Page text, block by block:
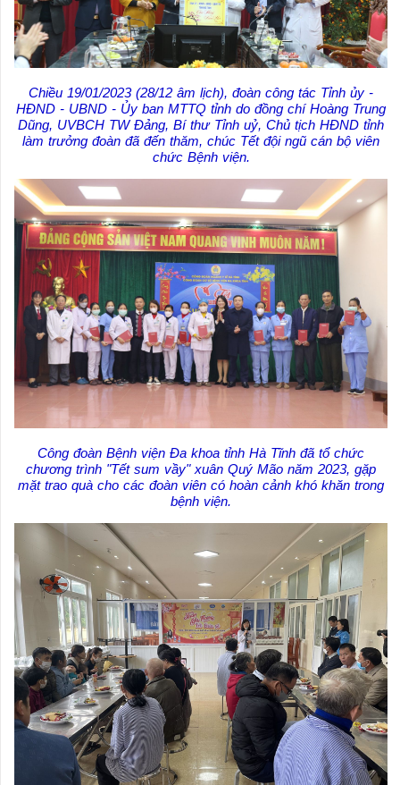
Chiều 19/01/2023 (28/12 âm lịch), đoàn công tác Tỉnh ủy -
HĐND - UBND - Ủy ban MTTQ tỉnh do đồng chí Hoàng Trung
Dũng, UVBCH TW Đảng, Bí thư Tỉnh uỷ, Chủ tịch HĐND tỉnh
làm trưởng đoàn đã đến thăm, chúc Tết đội ngũ cán bộ viên
chức Bệnh viện.
Công đoàn Bệnh viện Đa khoa tỉnh Hà Tĩnh đã tổ chức
chương trình "Tết sum vầy" xuân Quý Mão năm 2023, gặp
mặt trao quà cho các đoàn viên có hoàn cảnh khó khăn trong
bệnh viện.